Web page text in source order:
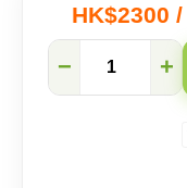
HK$2300
明
− +